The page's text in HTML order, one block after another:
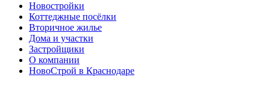
Новостройки
Коттеджные посёлки
Вторичное жилье
Дома и участки
Застройщики
О компании
НовоСтрой в Краснодаре